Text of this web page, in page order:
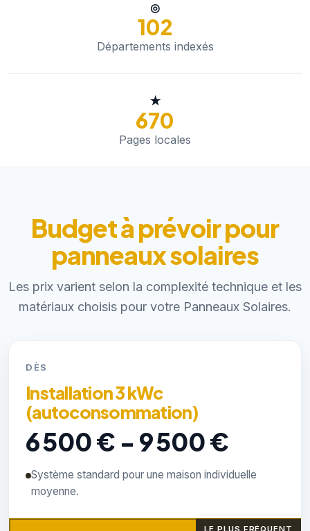
◎
102
Départements indexés
★
670
Pages locales
Budget à prévoir pour
panneaux solaires
Les prix varient selon la complexité technique et les
matériaux choisis pour votre Panneaux Solaires.
DÈS
Installation 3 kWc
(autoconsommation)
6 500 € - 9 500 €
Système standard pour une maison individuelle
moyenne.